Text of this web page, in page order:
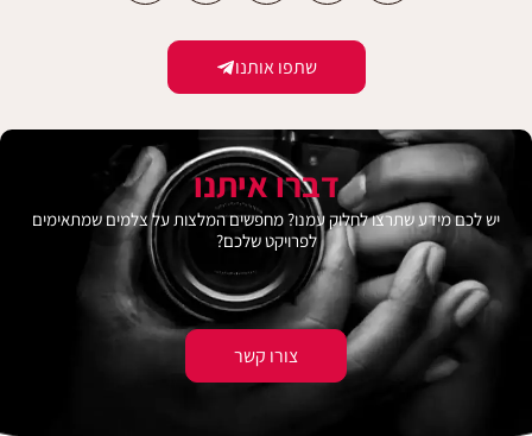
שתפו אותנו
דברו איתנו
יש לכם מידע שתרצו לחלוק עמנו? מחפשים המלצות על צלמים שמתאימים
לפרויקט שלכם?
צורו קשר